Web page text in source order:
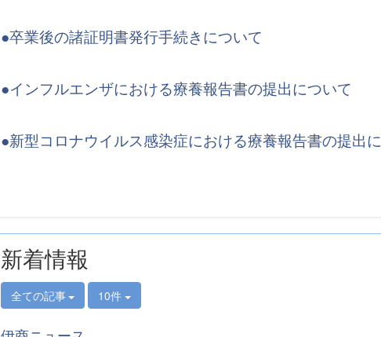
●卒業後の諸証明書発行手続きについて
●インフルエンザにおける療養報告書の提出について
●新型コロナウイルス感染症における療養報告書の提出
新着情報
全ての記事 10件